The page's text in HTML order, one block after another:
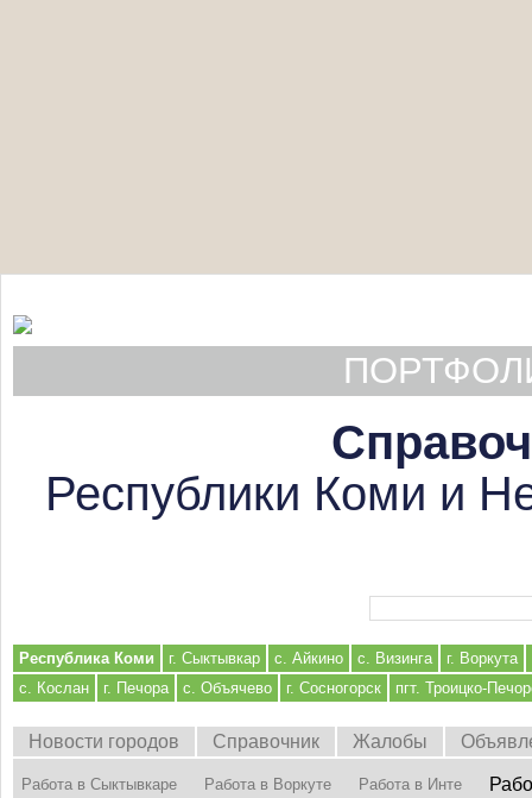
Республики Коми и
Республика Коми г. Сыктывкар с. Айкино с. Визинга
г. Воркута
с. Кослан
г. Печора с. Объячево г. Сосногорск пгт. Троицко-
Новости городов Справочник Жалобы
Работа в Сыктывкаре Работа в Воркуте Работа в Инте